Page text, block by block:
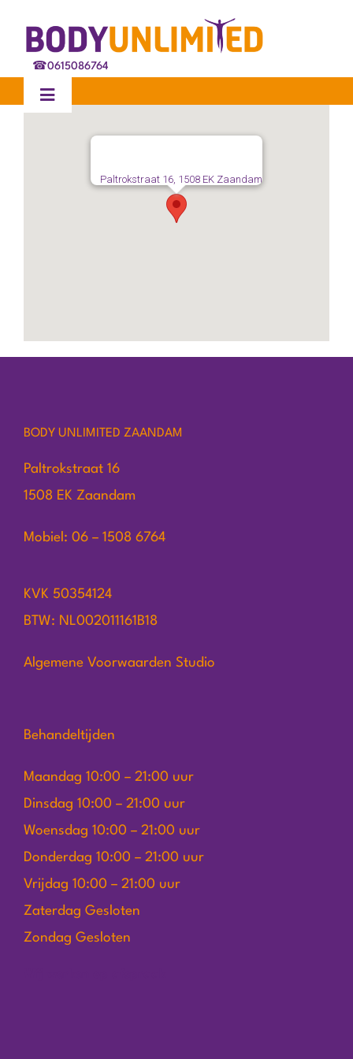
inhoud☎0615086764
Toggle
Navigation
Behandelingen
Over ons
Paltrokstraat 16, 1508 EK Zaandam
BODY UNLIMITED ZAANDAM
Paltrokstraat 16
1508 EK Zaandam
Mobiel: 06 – 1508 6764
KVK 50354124
BTW: NL002011161B18
Algemene Voorwaarden Studio
Behandeltijden
Maandag 10:00 – 21:00 uur
Dinsdag 10:00 – 21:00 uur
Woensdag 10:00 – 21:00 uur
Donderdag 10:00 – 21:00 uur
Vrijdag 10:00 – 21:00 uur
Zaterdag Gesloten
Zondag Gesloten